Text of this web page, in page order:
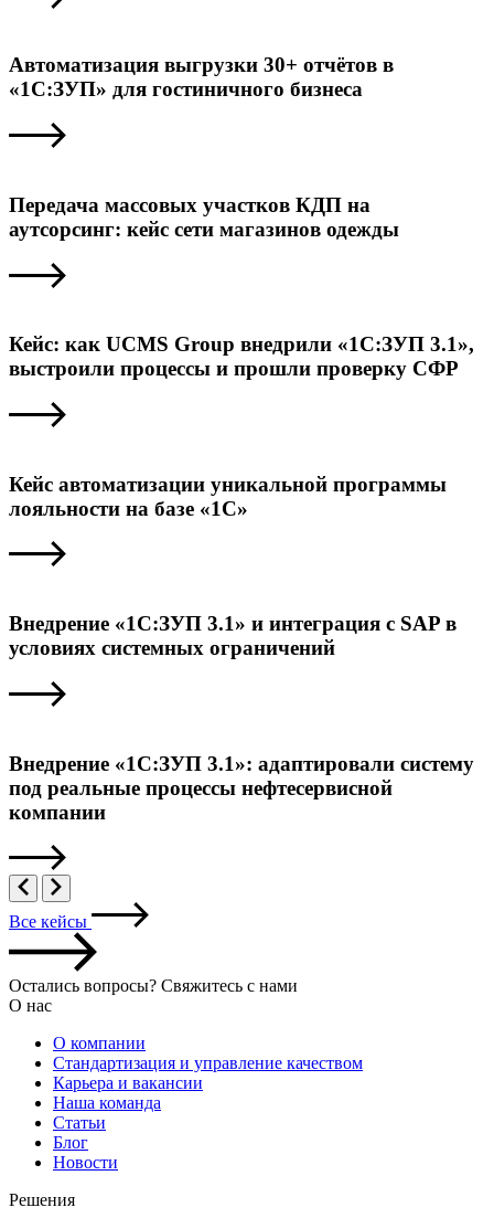
Автоматизация выгрузки 30+ отчётов в
«1С:ЗУП» для гостиничного бизнеса
Передача массовых участков КДП на
аутсорсинг: кейс сети магазинов одежды
Кейс: как UCMS Group внедрили «1С:ЗУП 3.1»,
выстроили процессы и прошли проверку СФР
Кейс автоматизации уникальной программы
лояльности на базе «1С»
Внедрение «1С:ЗУП 3.1» и интеграция с SAP в
условиях системных ограничений
Внедрение «1С:ЗУП 3.1»: адаптировали систему
под реальные процессы нефтесервисной
компании
Все кейсы
Остались вопросы? Свяжитесь с нами
О нас
О компании
Стандартизация и управление качеством
Карьера и вакансии
Наша команда
Статьи
Блог
Новости
Решения